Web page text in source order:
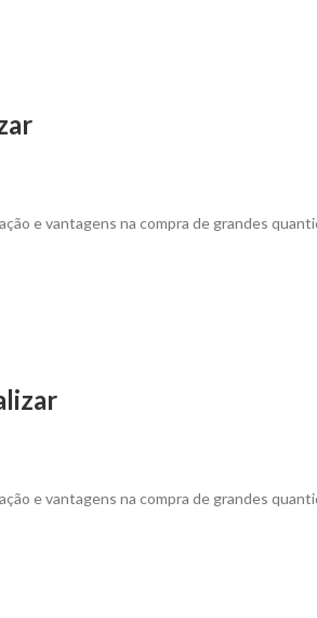
e vantagens na compra de grandes
e vantagens na compra de grandes